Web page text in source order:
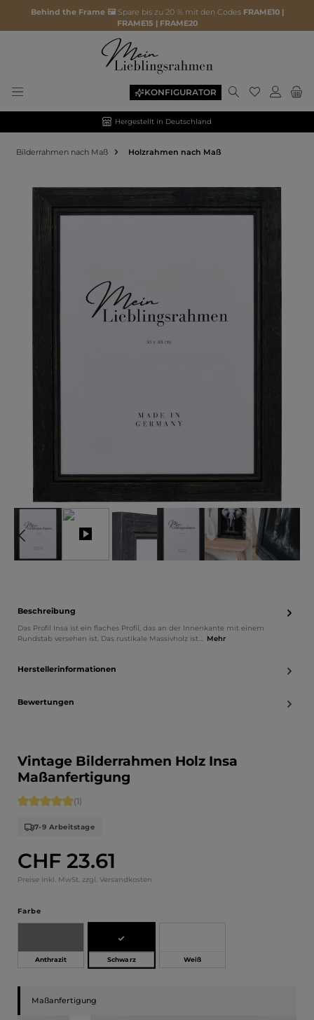
Behind the Frame 🖼️ Spare bis zu 20 % mit den Codes FRAME10 |
FRAME15 | FRAME20
KONFIGURATOR
Hergestellt in Deutschland
Bilderrahmen nach Maß Holzrahmen nach Maß
Bildergalerie überspringen
Beschreibung
Das Profil Insa ist ein flaches Profil, das an der Innenkante mit einem
Rundstab versehen ist. Das rustikale Massivholz ist… Mehr
Herstellerinformationen
Bewertungen
Vintage Bilderrahmen Holz Insa
Maßanfertigung
Regulärer Preis:
CHF 23.61
Preise inkl. MwSt. zzgl. Versandkosten
Durchschnittliche Bewertung von 5 von 5 Sternen
(1)
7-9 Arbeitstage
Farbeauswählen
Anthrazit Schwarz Weiß
Maßanfertigung